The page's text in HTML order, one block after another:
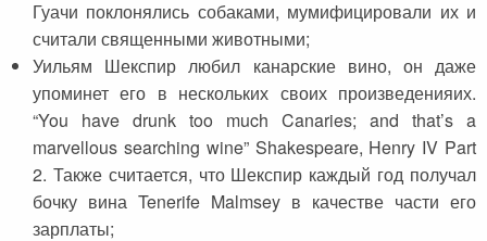
Гуачи поклонялись собаками, мумифицировали их и
считали священными животными;
Уильям Шекспир любил канарские вино, он даже
упоминет его в нескольких своих произведенияих.
“You have drunk too much Canaries; and that’s a
marvellous searching wine” Shakespeare, Henry IV Part
2. Также считается, что Шекспир каждый год получал
бочку вина Tenerife Malmsey в качестве части его
зарплаты;